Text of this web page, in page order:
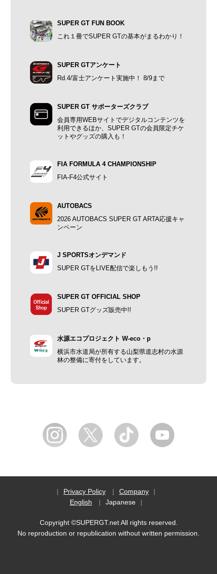
SUPER GT FUN BOOK
これ１冊でSUPER GTの基本がまるわかり！
SUPER GTアンケート
Rd.4/富士アンケート実施中！ 8/9まで
SUPER GT サポーターズクラブ
会員専用WEBサイトでデジタルコンテンツを
利用できるほか、SUPER GTの会員限定チケ
ットやグッズの購入も！
FIA FORMULA 4 CHAMPIONSHIP
FIA-F4公式サイト
AUTOBACS
2026 AUTOBACS SUPER GT ARTA応援キャ
ンペーン
J SPORTSオンデマンド
SUPER GTをLIVE配信で楽しもう!!
SUPER GT OFFICIAL SHOP
SUPER GTグッズ販売中!!
水源エコプロジェクト W-eco・p
横浜市水道局が所有する山梨県道志村の水源
林の整備に寄付をしています。
Privacy Policy
Company
English
Japanese
Copyright ©SUPERGT.net All rights reserved.
No reproduction or republication without written permission.